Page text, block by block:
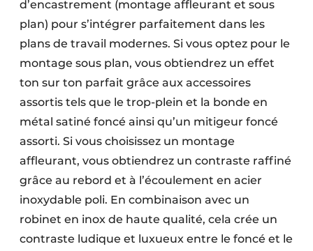
d’encastrement (montage affleurant et sous
plan) pour s’intégrer parfaitement dans les
plans de travail modernes. Si vous optez pour le
montage sous plan, vous obtiendrez un effet
ton sur ton parfait grâce aux accessoires
assortis tels que le trop-plein et la bonde en
métal satiné foncé ainsi qu’un mitigeur foncé
assorti. Si vous choisissez un montage
affleurant, vous obtiendrez un contraste raffiné
grâce au rebord et à l’écoulement en acier
inoxydable poli. En combinaison avec un
robinet en inox de haute qualité, cela crée un
contraste ludique et luxueux entre le foncé et le